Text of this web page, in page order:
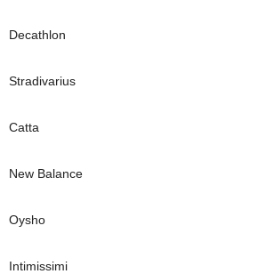
Decathlon
Stradivarius
Catta
New Balance
Oysho
Intimissimi